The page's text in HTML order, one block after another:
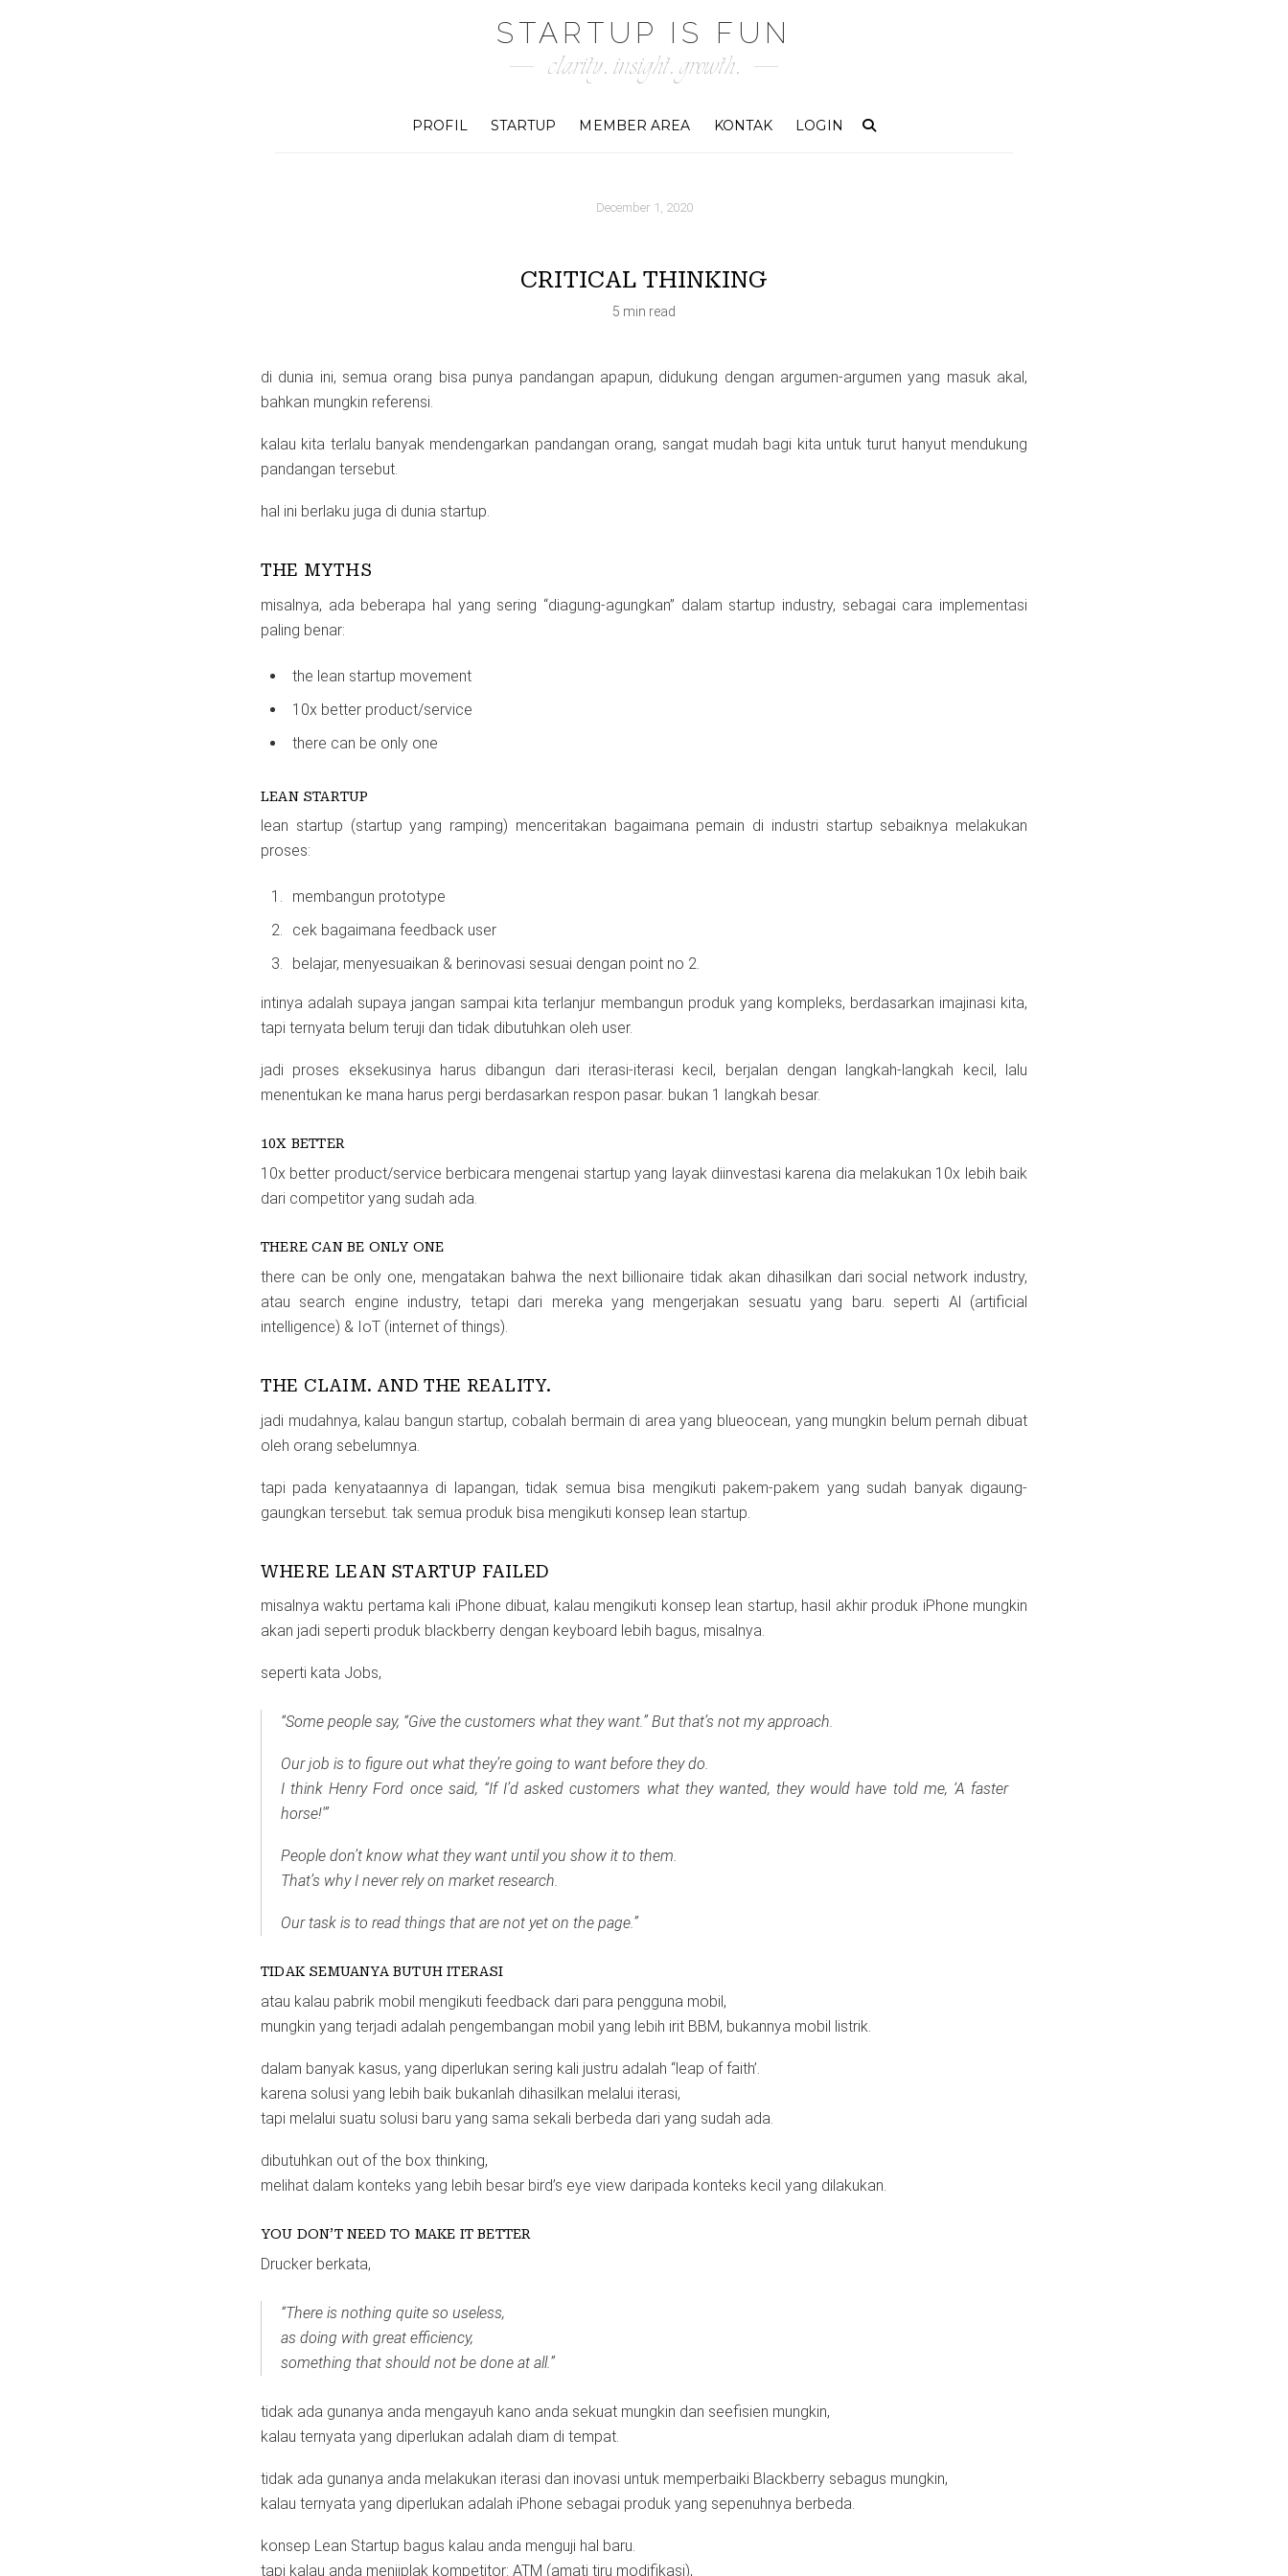
STARTUP IS FUN
clarity. insight. growth.
PROFIL STARTUP MEMBER AREA KONTAK LOGIN
December 1, 2020
CRITICAL THINKING
5 min read
di dunia ini, semua orang bisa punya pandangan apapun, didukung dengan argumen-argumen yang masuk akal,
bahkan mungkin referensi.
kalau kita terlalu banyak mendengarkan pandangan orang, sangat mudah bagi kita untuk turut hanyut mendukung
pandangan tersebut.
hal ini berlaku juga di dunia startup.
THE MYTHS
misalnya, ada beberapa hal yang sering “diagung-agungkan” dalam startup industry, sebagai cara implementasi
paling benar:
the lean startup movement
10x better product/service
there can be only one
LEAN STARTUP
lean startup (startup yang ramping) menceritakan bagaimana pemain di industri startup sebaiknya melakukan
proses:
membangun prototype
cek bagaimana feedback user
belajar, menyesuaikan & berinovasi sesuai dengan point no 2.
intinya adalah supaya jangan sampai kita terlanjur membangun produk yang kompleks, berdasarkan imajinasi kita,
tapi ternyata belum teruji dan tidak dibutuhkan oleh user.
jadi proses eksekusinya harus dibangun dari iterasi-iterasi kecil, berjalan dengan langkah-langkah kecil, lalu
menentukan ke mana harus pergi berdasarkan respon pasar. bukan 1 langkah besar.
10X BETTER
10x better product/service berbicara mengenai startup yang layak diinvestasi karena dia melakukan 10x lebih baik
dari competitor yang sudah ada.
THERE CAN BE ONLY ONE
there can be only one, mengatakan bahwa the next billionaire tidak akan dihasilkan dari social network industry,
atau search engine industry, tetapi dari mereka yang mengerjakan sesuatu yang baru. seperti Al (artificial
intelligence) & IoT (internet of things).
THE CLAIM. AND THE REALITY.
jadi mudahnya, kalau bangun startup, cobalah bermain di area yang blueocean, yang mungkin belum pernah dibuat
oleh orang sebelumnya.
tapi pada kenyataannya di lapangan, tidak semua bisa mengikuti pakem-pakem yang sudah banyak digaung-
gaungkan tersebut. tak semua produk bisa mengikuti konsep lean startup.
WHERE LEAN STARTUP FAILED
misalnya waktu pertama kali iPhone dibuat, kalau mengikuti konsep lean startup, hasil akhir produk iPhone mungkin
akan jadi seperti produk blackberry dengan keyboard lebih bagus, misalnya.
seperti kata Jobs,
“Some people say, “Give the customers what they want.” But that’s not my approach.
Our job is to figure out what they’re going to want before they do.
I think Henry Ford once said, “If I’d asked customers what they wanted, they would have told me, ‘A faster
horse!'”
People don’t know what they want until you show it to them.
That’s why I never rely on market research.
Our task is to read things that are not yet on the page.”
TIDAK SEMUANYA BUTUH ITERASI
atau kalau pabrik mobil mengikuti feedback dari para pengguna mobil,
mungkin yang terjadi adalah pengembangan mobil yang lebih irit BBM, bukannya mobil listrik.
dalam banyak kasus, yang diperlukan sering kali justru adalah “leap of faith’.
karena solusi yang lebih baik bukanlah dihasilkan melalui iterasi,
tapi melalui suatu solusi baru yang sama sekali berbeda dari yang sudah ada.
dibutuhkan out of the box thinking,
melihat dalam konteks yang lebih besar bird’s eye view daripada konteks kecil yang dilakukan.
YOU DON’T NEED TO MAKE IT BETTER
Drucker berkata,
“There is nothing quite so useless,
as doing with great efficiency,
something that should not be done at all.”
tidak ada gunanya anda mengayuh kano anda sekuat mungkin dan seefisien mungkin,
kalau ternyata yang diperlukan adalah diam di tempat.
tidak ada gunanya anda melakukan iterasi dan inovasi untuk memperbaiki Blackberry sebagus mungkin,
kalau ternyata yang diperlukan adalah iPhone sebagai produk yang sepenuhnya berbeda.
konsep Lean Startup bagus kalau anda menguji hal baru.
tapi kalau anda menjiplak kompetitor: ATM (amati tiru modifikasi),